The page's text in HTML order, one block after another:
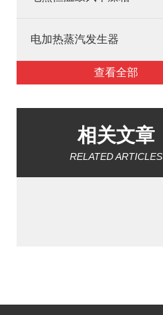
电加热蒸汽发生器
查看全部
相关文章
RELATED ARTICLES